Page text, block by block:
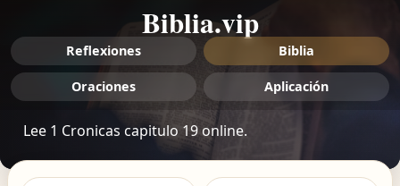
Biblia.vip
Reflexiones Biblia
Oraciones Aplicación
Lee 1 Cronicas capitulo 19 online.